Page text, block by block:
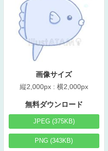
画像サイズ
縦2,000px : 横2,000px
無料ダウンロード
JPEG (375KB)
PNG (343KB)